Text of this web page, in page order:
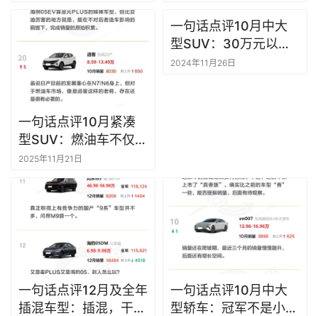
一句话点评10月紧凑
型SUV：燃油车不仅没
有死，居然还愈战越勇
2025年11月21日
一句话点评10月中大
型SUV：30万元以上
纯电SUV，死路一条？
2024年11月26日
一句话点评12月及全年
插混车型：插混，干不
一句话点评10月中大
型轿车：冠军不是小米